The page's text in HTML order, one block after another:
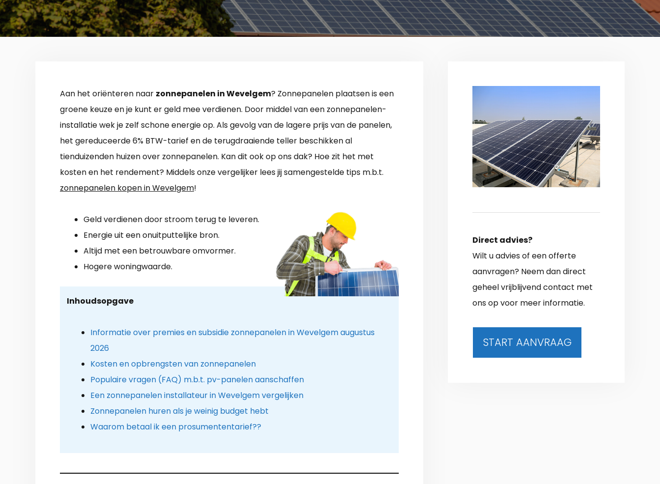
Aan het oriënteren naar zonnepanelen in Wevelgem? Zonnepanelen plaatsen is een
groene keuze en je kunt er geld mee verdienen. Door middel van een zonnepanelen-
installatie wek je zelf schone energie op. Als gevolg van de lagere prijs van de panelen,
het gereduceerde 6% BTW-tarief en de terugdraaiende teller beschikken al
tienduizenden huizen over zonnepanelen. Kan dit ook op ons dak? Hoe zit het met
kosten en het rendement? Middels onze vergelijker lees jij samengestelde tips m.b.t.
zonnepanelen kopen in Wevelgem!
Geld verdienen door stroom terug te leveren.
Energie uit een onuitputtelijke bron.
Altijd met een betrouwbare omvormer.
Hogere woningwaarde.
Inhoudsopgave
Informatie over premies en subsidie zonnepanelen in Wevelgem augustus
2026
Kosten en opbrengsten van zonnepanelen
Populaire vragen (FAQ) m.b.t. pv-panelen aanschaffen
Een zonnepanelen installateur in Wevelgem vergelijken
Zonnepanelen huren als je weinig budget hebt
Waarom betaal ik een prosumententarief??
Direct advies?
Wilt u advies of een offerte
aanvragen? Neem dan direct
geheel vrijblijvend contact met
ons op voor meer informatie.
START AANVRAAG